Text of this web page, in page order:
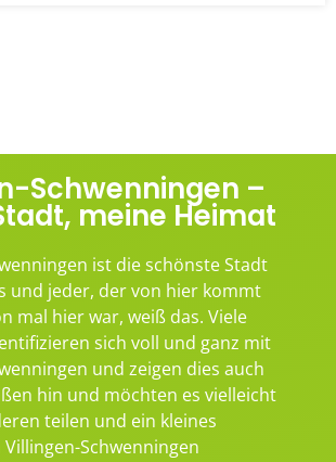
Schwenningen –
meine Heimat
ist die schönste Stadt
und jeder, der von hier kommt
mal hier war, weiß das. Viele
sich voll und ganz mit
und zeigen dies auch
hin und möchten es vielleicht
teilen und ein kleines
Schwenningen